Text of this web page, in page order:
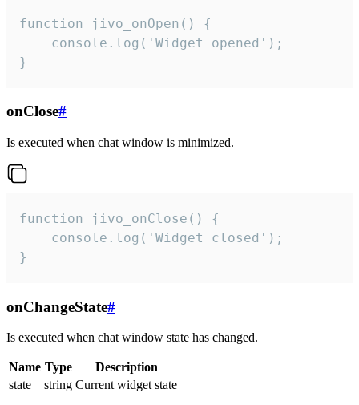
function jivo_onOpen() {
    console.log('Widget opened');
}
onClose#
Is executed when chat window is minimized.
function jivo_onClose() {
    console.log('Widget closed');
}
onChangeState#
Is executed when chat window state has changed.
Name Type
Description
state
string Current widget state